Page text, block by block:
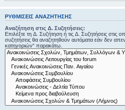
ΡΥΘΜΊΣΕΙΣ ΑΝΑΖΉΤΗΣΗΣ
Αναζήτηση στις Δ. Συζητήσεις:
Επιλέξτε τη Δ. Συζήτηση ή τις Δ. Συζητήσεις στις
συζητήσεις θα αναζητηθούν αυτόματα εάν δεν
κατηγοριών“ παρακάτω.